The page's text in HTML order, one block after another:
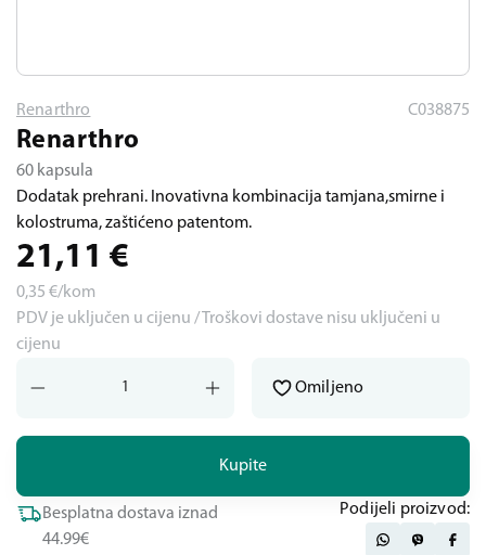
Renarthro C038875
Renarthro
60 kapsula
Dodatak prehrani. Inovativna kombinacija tamjana,smirne i
kolostruma, zaštićeno patentom.
21,11 €
0,35 €/kom
PDV je uključen u cijenu / Troškovi dostave nisu uključeni u
cijenu
Kupite
Omiljeno
Besplatna dostava iznad
44.99€
Podijeli proizvod: